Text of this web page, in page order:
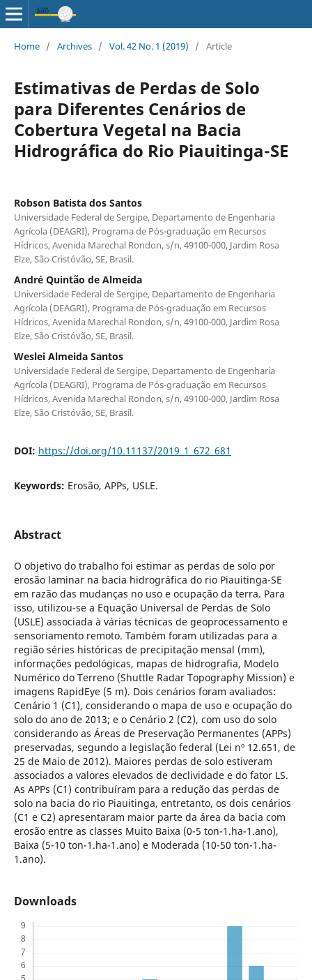
Home / Archives / Vol. 42 No. 1 (2019) / Article
Estimativas de Perdas de Solo
para Diferentes Cenários de
Cobertura Vegetal na Bacia
Hidrográfica do Rio Piauitinga-SE
Robson Batista dos Santos
Universidade Federal de Sergipe, Departamento de Engenharia
Agrícola (DEAGRI), Programa de Pós-graduação em Recursos
Hídricos, Avenida Marechal Rondon, s/n, 49100-000, Jardim Rosa
Elze, São Cristóvão, SE, Brasil.
André Quintão de Almeida
Universidade Federal de Sergipe, Departamento de Engenharia
Agrícola (DEAGRI), Programa de Pós-graduação em Recursos
Hídricos, Avenida Marechal Rondon, s/n, 49100-000, Jardim Rosa
Elze, São Cristóvão, SE, Brasil.
Weslei Almeida Santos
Universidade Federal de Sergipe, Departamento de Engenharia
Agrícola (DEAGRI), Programa de Pós-graduação em Recursos
Hídricos, Avenida Marechal Rondon, s/n, 49100-000, Jardim Rosa
Elze, São Cristóvão, SE, Brasil.
DOI: https://doi.org/10.11137/2019_1_672_681
Keywords: Erosão, APPs, USLE.
Abstract
O objetivo do trabalho foi estimar as perdas de solo por
erosão laminar na bacia hidrográfica do rio Piauitinga-SE
em razão das mudanças no uso e ocupação da terra. Para
isso, utilizou-se a Equação Universal de Perdas de Solo
(USLE) associada à várias técnicas de geoprocessamento e
sensoriamento remoto. Também foram utilizadas para a
região séries históricas de precipitação mensal (mm),
informações pedológicas, mapas de hidrografia, Modelo
Numérico do Terreno (Shuttle Radar Topography Mission) e
imagens RapidEye (5 m). Dois cenários foram avaliados:
Cenário 1 (C1), considerando o mapa de uso e ocupação do
solo do ano de 2013; e o Cenário 2 (C2), com uso do solo
considerando as Áreas de Preservação Permanentes (APPs)
preservadas, segundo a legislação federal (Lei nº 12.651, de
25 de Maio de 2012). Maiores perdas de solo estiveram
associados a valores elevados de declividade e do fator LS.
As APPs (C1) contribuíram para a redução das perdas de
solo na bacia do rio Piauitinga, entretanto, os dois cenários
(C1 e C2) apresentaram maior parte da área da bacia com
erosão entre as classes Muito Baixa (0-5 ton-1.ha-1.ano),
Baixa (5-10 ton-1.ha-1.ano) e Moderada (10-50 ton-1.ha-
1.ano).
Downloads